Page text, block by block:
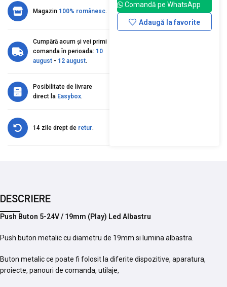
Magazin 100% românesc.
Cumpără acum și vei primi
comanda în perioada: 10
august - 12 august.
Posibilitate de livrare
direct la Easybox.
14 zile drept de retur.
Comandă pe WhatsApp
Adaugă la favorite
DESCRIERE
Push Buton 5-24V / 19mm (Play) Led Albastru
Push buton metalic cu diametru de 19mm si lumina albastra.
Buton metalic ce poate fi folosit la diferite dispozitive, aparatura,
proiecte, panouri de comanda, utilaje,